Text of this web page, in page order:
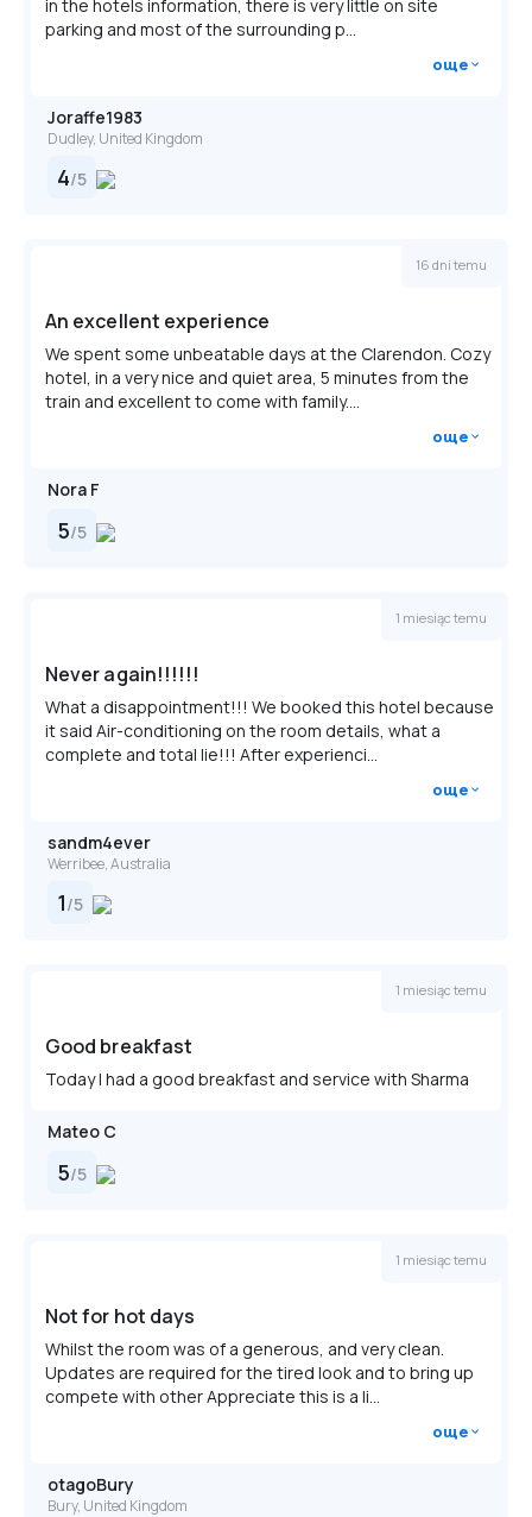
Service animals are exempt from fees
deposits may not include tax and are subject to change.
Joraffe1983
Dudley, United Kingdom
4/5
in the hotels information, there is very little on site
parking and most of the surrounding p...
още
Nora F
5/5
16 dni temu
An excellent experience
We spent some unbeatable days at the Clarendon. Cozy
hotel, in a very nice and quiet area, 5 minutes from the
train and excellent to come with family....
още
sandm4ever
Werribee, Australia
1/5
1 miesiąc temu
Never again!!!!!!
What a disappointment!!! We booked this hotel because
it said Air-conditioning on the room details, what a
complete and total lie!!! After experienci...
още
Mateo C
5/5
1 miesiąc temu
Good breakfast
Today I had a good breakfast and service with Sharma
otagoBury
Bury, United Kingdom
1 miesiąc temu
Not for hot days
Whilst the room was of a generous, and very clean.
Updates are required for the tired look and to bring up
compete with other Appreciate this is a li...
още